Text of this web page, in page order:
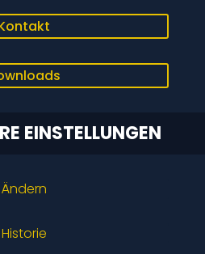
EINSTELLUNGEN
Ändern
Historie